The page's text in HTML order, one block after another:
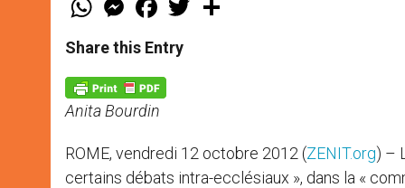
t
s
p
p
e
s
e
g
e
r
a
e
b
k
w
Share this Entry
Anita Bourdin
ROME, vendredi 12 octobre 2012 (ZENIT.org) –
certains débats intra-ecclésiaux », dans la «